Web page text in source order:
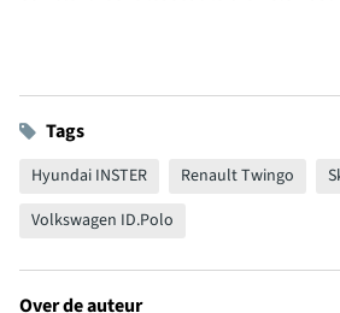
Tags
Hyundai INSTER Renault Twingo
Volkswagen ID.Polo
Over de auteur